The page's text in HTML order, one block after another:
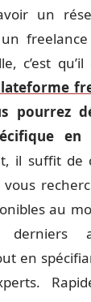
un
c’est
pourrez
en
il suffit de
au
derniers
en